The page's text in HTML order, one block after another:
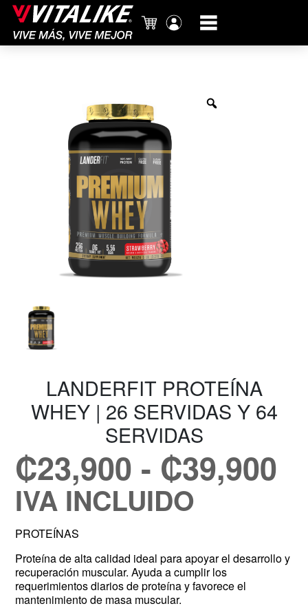
Carrito
cuenta
LANDERFIT PROTEÍNA
WHEY | 26 SERVIDAS Y 64
SERVIDAS
₡23,900 - ₡39,900
IVA INCLUIDO
PROTEÍNAS
Proteína de alta calidad ideal para apoyar el desarrollo y
recuperación muscular. Ayuda a cumplir los
requerimientos diarios de proteína y favorece el
mantenimiento de masa muscular.